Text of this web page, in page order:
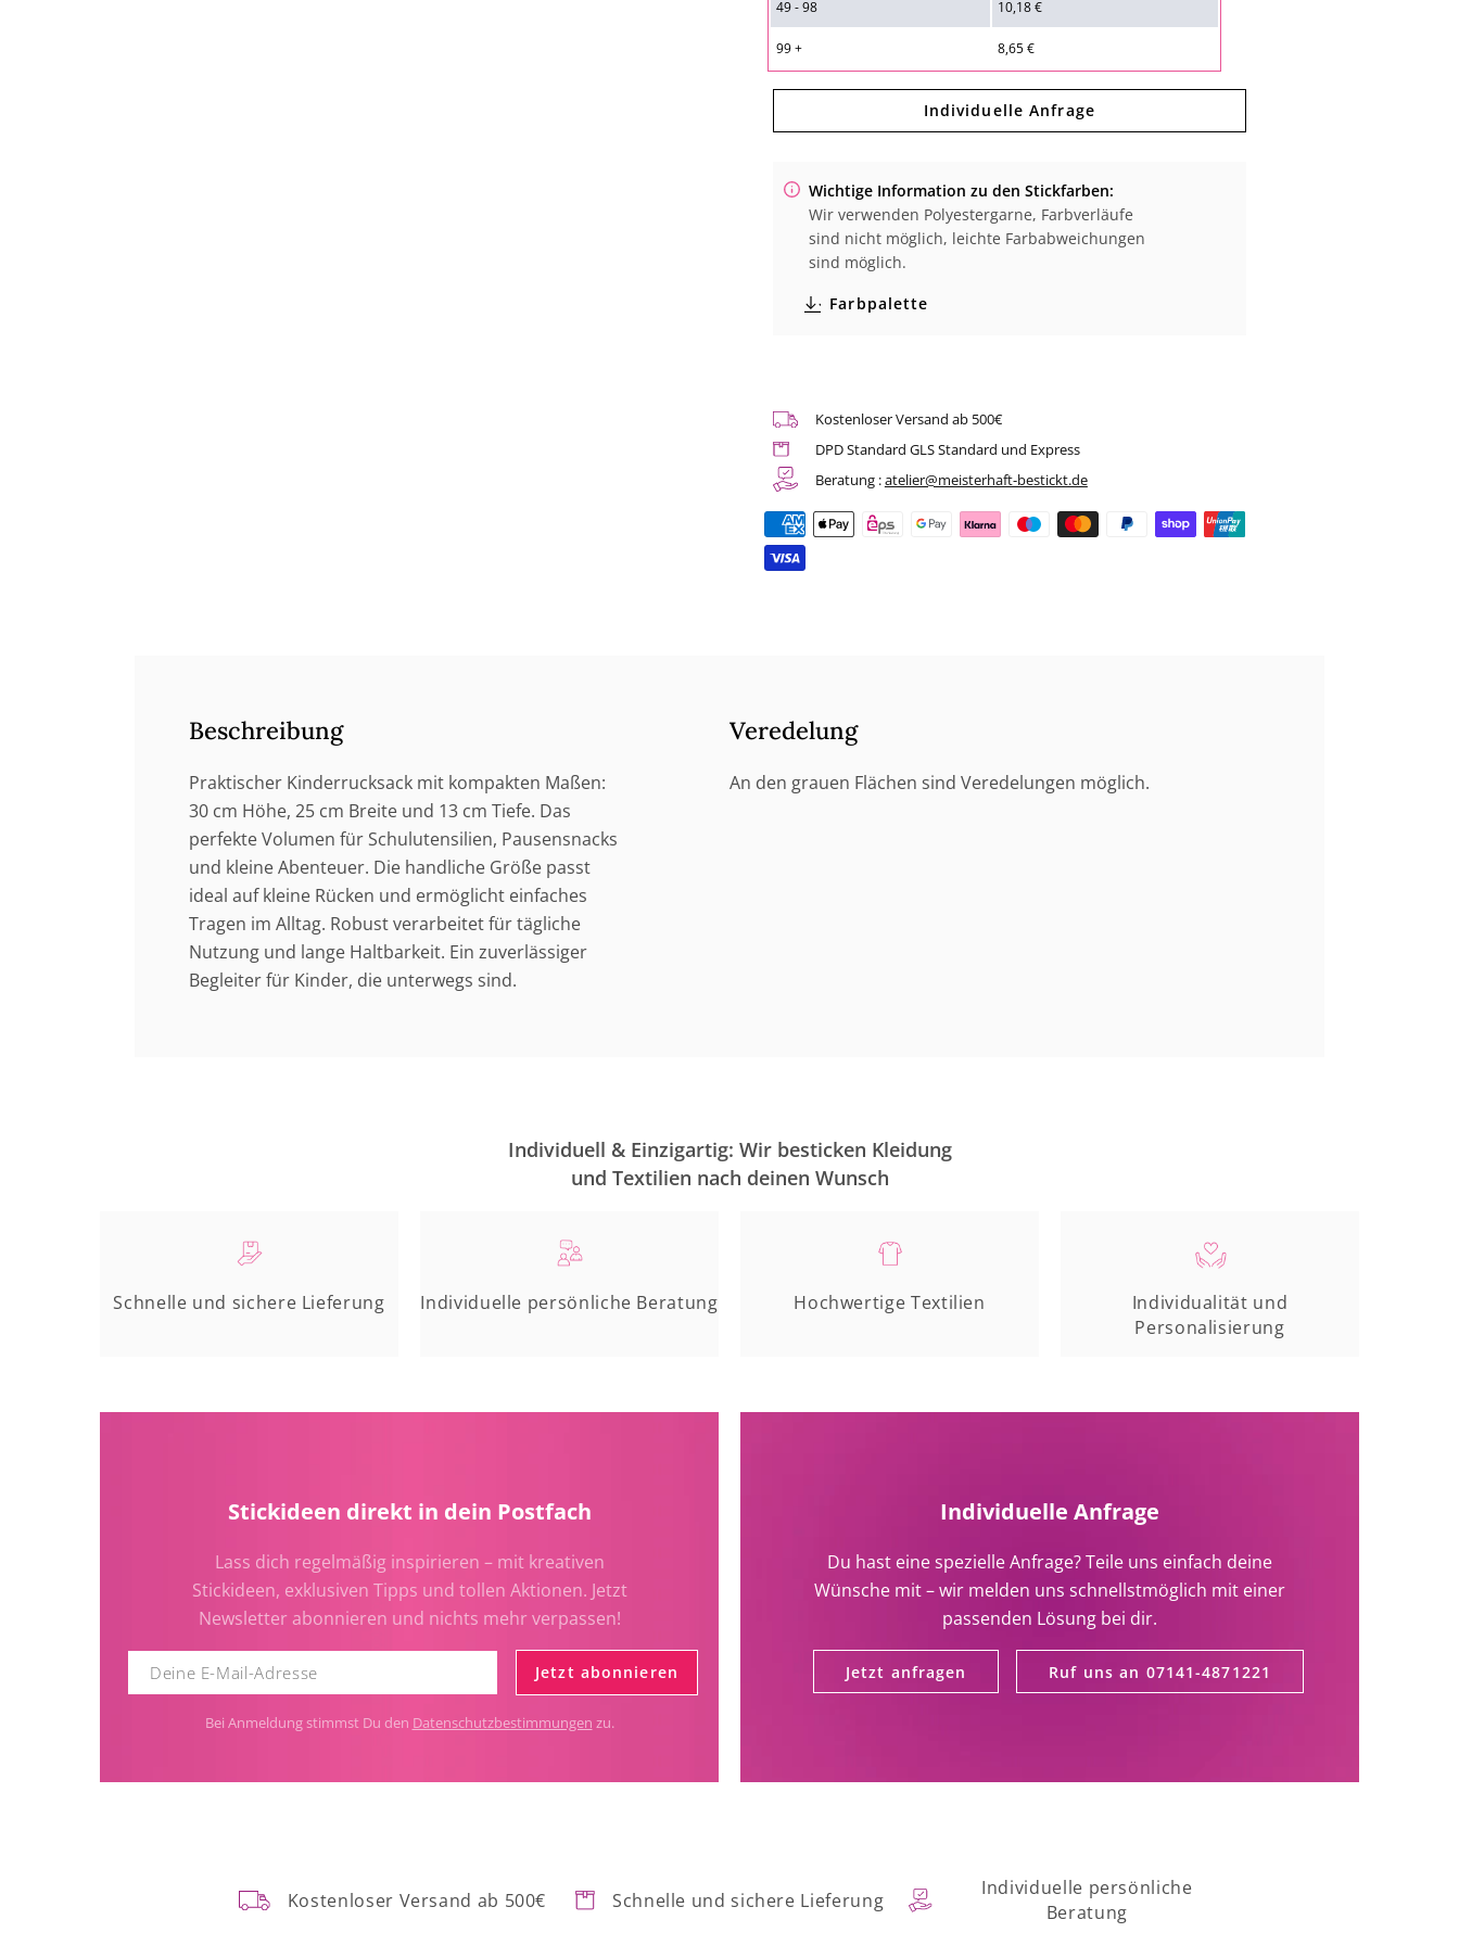
|
Art.
Nr.
Art.
49 - 98 10,18 €
99 + 8,65 €
Individuelle Anfrage
Wichtige Information zu den Stickfarben:
Wir verwenden Polyestergarne, Farbverläufe
sind nicht möglich, leichte Farbabweichungen
sind möglich.
Farbpalette
Kostenloser Versand ab 500€
DPD Standard GLS Standard und Express
Beratung :atelier@meisterhaft-bestickt.de
Beschreibung
Praktischer Kinderrucksack mit kompakten Maßen:
30 cm Höhe, 25 cm Breite und 13 cm Tiefe. Das
perfekte Volumen für Schulutensilien, Pausensnacks
und kleine Abenteuer. Die handliche Größe passt
ideal auf kleine Rücken und ermöglicht einfaches
Tragen im Alltag. Robust verarbeitet für tägliche
Nutzung und lange Haltbarkeit. Ein zuverlässiger
Begleiter für Kinder, die unterwegs sind.
Veredelung
An den grauen Flächen sind Veredelungen möglich.
Individuell & Einzigartig: Wir besticken Kleidung
und Textilien nach deinen Wunsch
Schnelle und sichere Lieferung Individuelle persönliche Beratung Hochwertige Textilien
Individualität und
Personalisierung
Stickideen direkt in dein Postfach
Lass dich regelmäßig inspirieren – mit kreativen
Stickideen, exklusiven Tipps und tollen Aktionen. Jetzt
Newsletter abonnieren und nichts mehr verpassen!
Jetzt abonnieren
Bei Anmeldung stimmst Du den Datenschutzbestimmungen zu.
Individuelle Anfrage
Du hast eine spezielle Anfrage? Teile uns einfach deine
Wünsche mit – wir melden uns schnellstmöglich mit einer
passenden Lösung bei dir.
Jetzt anfragen Ruf uns an 07141-4871221
Kostenloser Versand ab 500€ Schnelle und sichere Lieferung
Individuelle persönliche
Beratung